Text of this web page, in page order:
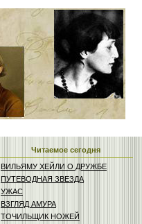
Читаемое сегодня
ВИЛЬЯМУ ХЕЙЛИ О ДРУЖБЕ
ПУТЕВОДНАЯ ЗВЕЗДА
УЖАС
ВЗГЛЯД АМУРА
ТОЧИЛЬЩИК НОЖЕЙ